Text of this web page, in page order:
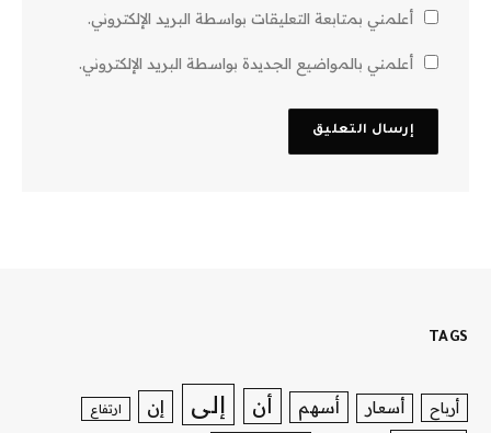
أعلمني بمتابعة التعليقات بواسطة البريد الإلكتروني.
أعلمني بالمواضيع الجديدة بواسطة البريد الإلكتروني.
TAGS
أرباح أسعار أسهم أن إلى إن ارتفاع